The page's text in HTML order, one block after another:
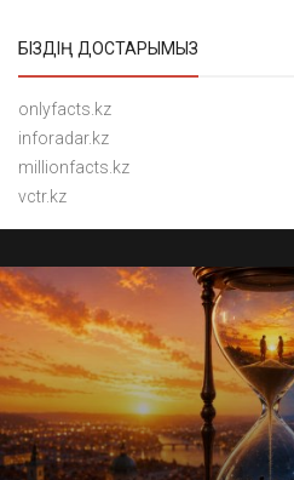
БІЗДІҢ ДОСТАРЫМЫЗ
onlyfacts.kz
inforadar.kz
millionfacts.kz
vctr.kz